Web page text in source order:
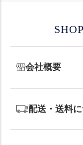
会社概要
配送・送料